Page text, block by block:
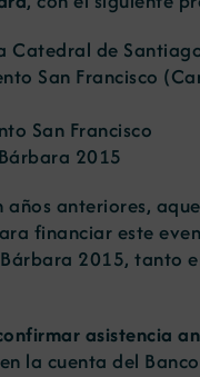
de
San Francisco
San Francisco
2015
anteriores,
financiar este
2015, tanto
asistencia
la cuenta del